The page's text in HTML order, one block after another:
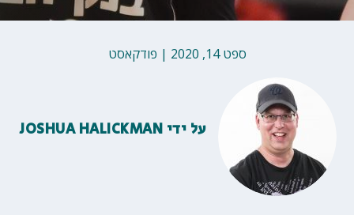
ספט 14, 2020 | פודקאסט
על ידי JOSHUA HALICKMAN